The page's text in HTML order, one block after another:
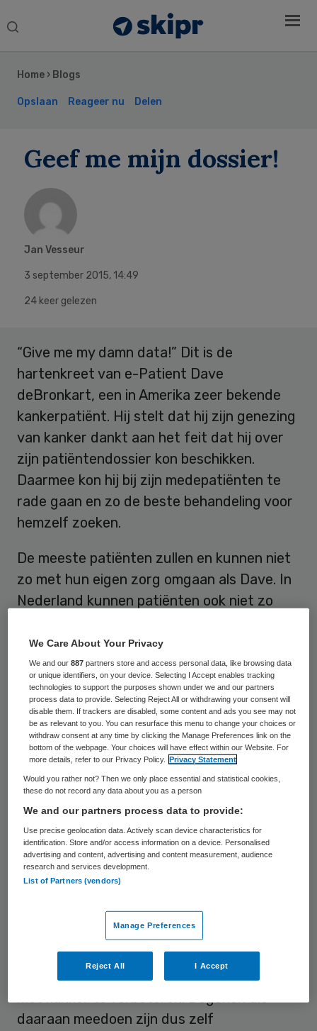
Search
Home › Blogs
Opslaan Reageer nu Delen
Geef me mijn dossier!
Jan Vesseur
3 september 2015, 14:49
24 keer gelezen
“Give me my damn data!” Dit is de
hartenkreet van e-Patient Dave
deBronkart, een in Amerika zeer bekende
kankerpatiënt. Hij stelt dat hij zijn genezing
van kanker dankt aan het feit dat hij over
zijn patiëntendossier kon beschikken.
Daarmee kon hij bij zijn medepatiënten te
rade gaan en zo de beste behandeling voor
hemzelf zoeken.
De meeste patiënten zullen en kunnen niet
zo met hun eigen zorg omgaan als Dave. In
Nederland kunnen patiënten ook niet zo
beschikken. Inzage in de gegevens is
formeel wel geregeld, maar voordat je over
al je gegevens beschikt moet er doorgaans
heel wat gebeuren. Laat staan dat je online
‘real time’ de gegevens, die hulpverleners
over je verzamelen, in kunt zien en er over
De Patient Advocates van Inspire2live zijn
van mening dat de situatie in Nederland
moet veranderen zodat patiënten allemaal
over hun medische gegevens kunnen
daar bij behulpzaam te zijn.
is een informele organisatie
van kankerpatiënten die allerlei initiatieven
onderneemt om de zorg voor de patiënten
met kanker te verbeteren. Degenen die
daaraan meedoen zijn dus zelf
Sidebar
We Care About Your Privacy
We and our887 partners store and access personal data, like browsing data
or unique identifiers, on your device. Selecting I Accept enables tracking
technologies to support the purposes shown under we and our partners
process data to provide. Selecting Reject All or withdrawing your consent will
disable them. If trackers are disabled, some content and ads you see may not
be as relevant to you. You can resurface this menu to change your choices or
withdraw consent at any time by clicking the Manage Preferences link on the
bottom of the webpage. Your choices will have effect within our Website. For
more details, refer to our Privacy Policy.
Privacy Statement
Would you rather not? Then we only place essential and statistical cookies,
these do not record any data about you as a person
We and our partners process data to provide:
Use precise geolocation data. Actively scan device characteristics for
identification. Store and/or access information on a device. Personalised
advertising and content, advertising and content measurement, audience
research and services development.
List of Partners (vendors)
Manage Preferences
Reject All I Accept